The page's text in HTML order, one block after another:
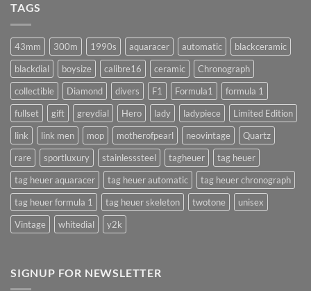
มั้ย
!?
TAGS
43mm 300m 1990s aquaracer automatic
blackceramic
blackdial
boysize calibre16 ceramic
Chronograph
collectible
Diamond divers F1 Formula1
formula 1
fullset
gift greydial Hero lady ladypiece
Limited Edition
link
link men mop motherofpearl neovintage
Quartz
rare
sportluxury stainlesssteel tagheuer
tag heuer
tag heuer aquaracer
tag heuer automatic
tag heuer chronograph
tag heuer formula 1
tag heuer skeleton twotone
unisex
Vintage
whitedial y2k
SIGNUP FOR NEWSLETTER